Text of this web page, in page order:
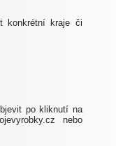
konkrétní kraje či
po kliknutí na
nebo